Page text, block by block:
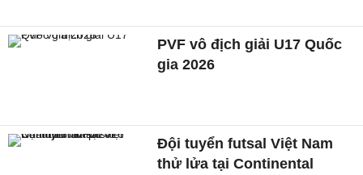
PVF vô địch giải U17 Quốc
gia 2026
Đội tuyển futsal Việt Nam
thử lửa tại Continental